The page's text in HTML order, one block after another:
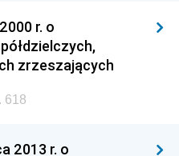
r. o
zrzeszających
618
2013 r. o